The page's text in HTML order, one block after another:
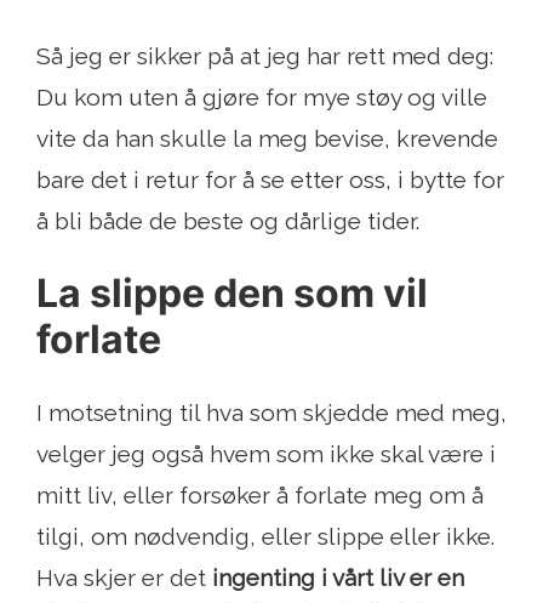
Så jeg er sikker på at jeg har rett med deg:
Du kom uten å gjøre for mye støy og ville
vite da han skulle la meg bevise, krevende
bare det i retur for å se etter oss, i bytte for
å bli både de beste og dårlige tider.
La slippe den som vil
forlate
I motsetning til hva som skjedde med meg,
velger jeg også hvem som ikke skal være i
mitt liv, eller forsøker å forlate meg om å
tilgi, om nødvendig, eller slippe eller ikke.
Hva skjer er det ingenting i vårt liv er en